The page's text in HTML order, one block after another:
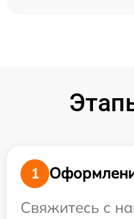
1
Свяжитесь с